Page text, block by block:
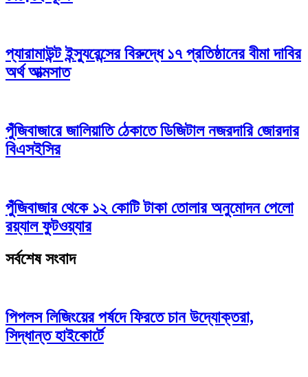
প্যারামাউন্ট ইন্স্যুরেন্সের বিরুদ্ধে ১৭ প্রতিষ্ঠানের বীমা দাবির
অর্থ আত্মসাত
পুঁজিবাজারে জালিয়াতি ঠেকাতে ডিজিটাল নজরদারি জোরদার
বিএসইসির
পুঁজিবাজার থেকে ১২ কোটি টাকা তোলার অনুমোদন পেলো
রয়্যাল ফুটওয়্যার
সর্বশেষ সংবাদ
পিপলস লিজিংয়ের পর্ষদে ফিরতে চান উদ্যোক্তরা,
সিদ্ধান্ত হাইকোর্টে